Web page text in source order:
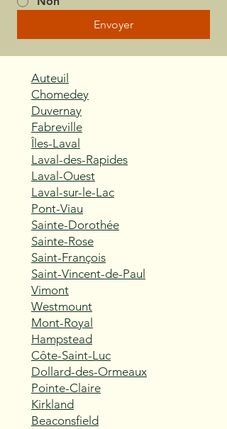
Envoyer
Auteuil
Chomedey
Duvernay
Fabreville
Îles-Laval
Laval-des-Rapides
Laval-Ouest
Laval-sur-le-Lac
Pont-Viau
Sainte-Dorothée
Sainte-Rose
Saint-François
Saint-Vincent-de-Paul
Vimont
Westmount
Mont-Royal
Hampstead
Côte-Saint-Luc
Dollard-des-Ormeaux
Pointe-Claire
Kirkland
Beaconsfield